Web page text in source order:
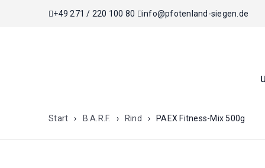
+49 271 / 220 100 80 info@pfotenland-siegen.de
Start › B.A.R.F. › Rind › PAEX Fitness-Mix 500g